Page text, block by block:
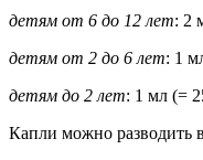
детям от 6 до 12 лет: 2
детям от 2 до 6 лет: 1
детям до 2 лет: 1 мл (=
Капли можно разводить